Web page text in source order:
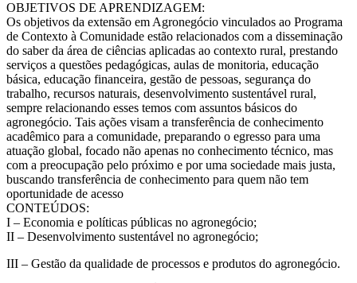
OBJETIVOS DE APRENDIZAGEM:
Os objetivos da extensão em Agronegócio vinculados ao Programa
de Contexto à Comunidade estão relacionados com a disseminação
do saber da área de ciências aplicadas ao contexto rural, prestando
serviços a questões pedagógicas, aulas de monitoria, educação
básica, educação financeira, gestão de pessoas, segurança do
trabalho, recursos naturais, desenvolvimento sustentável rural,
sempre relacionando esses temos com assuntos básicos do
agronegócio. Tais ações visam a transferência de conhecimento
acadêmico para a comunidade, preparando o egresso para uma
atuação global, focado não apenas no conhecimento técnico, mas
com a preocupação pelo próximo e por uma sociedade mais justa,
buscando transferência de conhecimento para quem não tem
oportunidade de acesso
CONTEÚDOS:
I – Economia e políticas públicas no agronegócio;
II – Desenvolvimento sustentável no agronegócio;
III – Gestão da qualidade de processos e produtos do agronegócio.